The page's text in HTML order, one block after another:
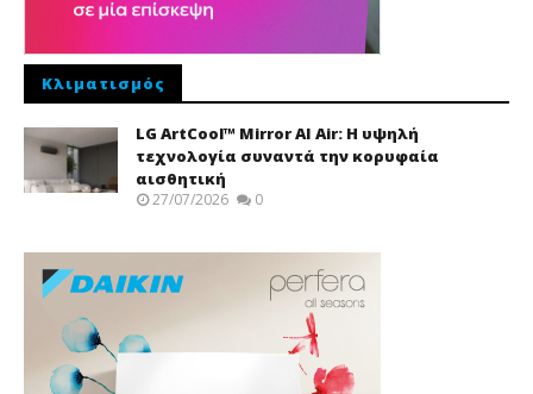
Κλιματισμός
LG ArtCool™ Mirror AI Air: Η υψηλή
τεχνολογία συναντά την κορυφαία
αισθητική
27/07/2026 0